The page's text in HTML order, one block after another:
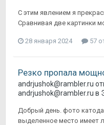
С этим явлением я
Сравнивая две картинки
28 января 2024 57
Резко пропала
andrjushok@rambler.ru
andrjushok@rambler.ru в
Добрый день. фото
выделенное место имеет